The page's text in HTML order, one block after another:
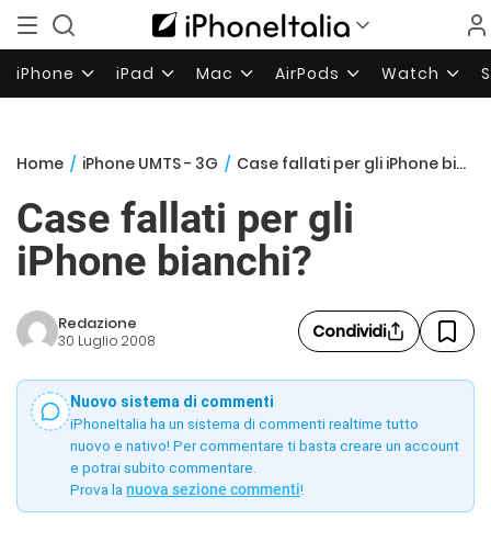
iPhone iPad Mac AirPods Watch
Home / iPhone UMTS - 3G / Case fallati per gli iPhone bianchi?
Case fallati per gli
iPhone bianchi?
Redazione
30 Luglio 2008 Condividi
Nuovo sistema di commenti
iPhoneItalia ha un sistema di commenti realtime tutto
nuovo e nativo! Per commentare ti basta creare un account
e potrai subito commentare.
Prova la nuova sezione commenti!